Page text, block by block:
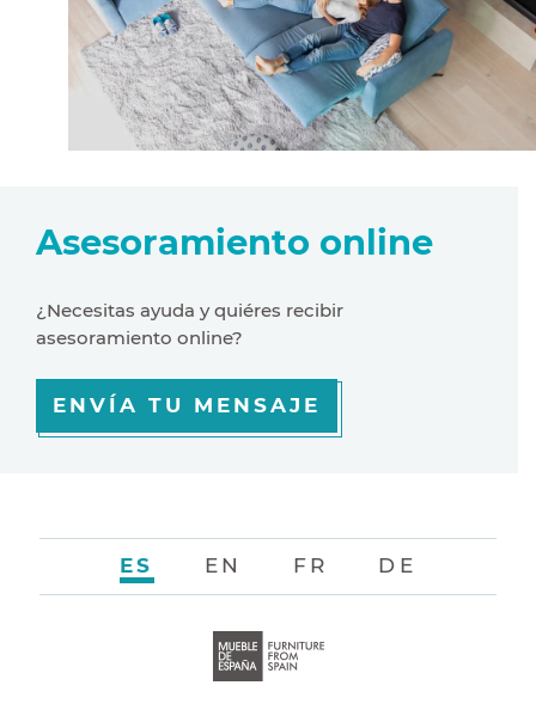
Asesoramiento online
¿Necesitas ayuda y quiéres recibir
asesoramiento online?
ENVÍA TU MENSAJE
ES EN FR DE